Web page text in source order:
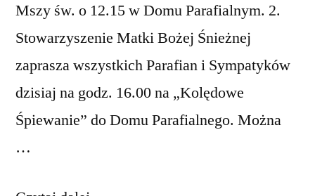
Mszy św. o 12.15 w Domu Parafialnym. 2.
Stowarzyszenie Matki Bożej Śnieżnej
zaprasza wszystkich Parafian i Sympatyków
dzisiaj na godz. 16.00 na „Kolędowe
Śpiewanie” do Domu Parafialnego. Można
…